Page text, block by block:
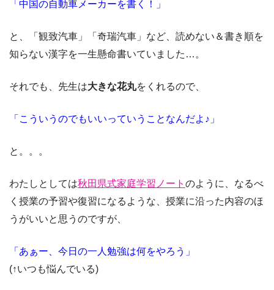
「中国の自動車メーカーを書く！」
と、「観致汽車」「奇瑞汽車」など、読めない＆書き順を
知らない漢字を一生懸命書いていました…。
それでも、先生は大きな花丸をくれるので、
「こういうのでもいいっていうことなんだよ♪」
と。。。
わたしとしては秋田県式家庭学習ノート のように、なるべ
く授業の予習や復習になるような、授業に沿った内容のほ
うがいいと思うのですが、
「あぁー、今日の一人勉強は何をやろう」
(↑いつも悩んでいる)